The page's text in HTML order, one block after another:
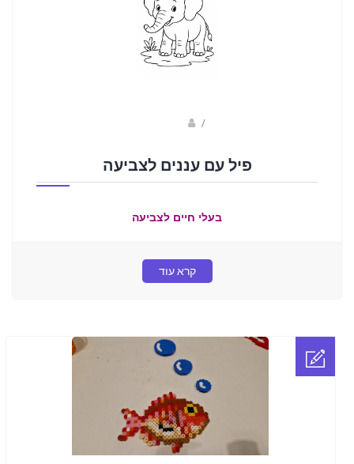
/
פיל עם עננים לצביעה
בעלי חיים לצביעה
קרא עוד